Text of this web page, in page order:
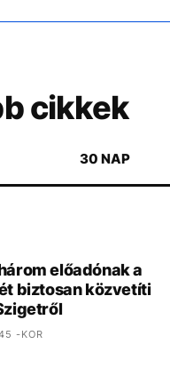
cikkek
30 NAP
előadónak a
biztosan közvetíti
-KOR